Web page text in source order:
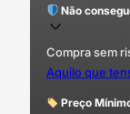
Não
Compra sem
Aquilo que
Preço